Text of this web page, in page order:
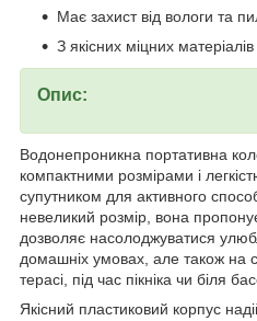
Має захист від вологи та
З якісних міцних матеріалів
Опис:
Водонепроникна портативна
компактними розмірами і
супутником для активного
невеликий розмір, вона
дозволяє насолоджуватися
домашніх умовах, але також на
терасі, під час пікніка чи біля
Якісний пластиковий корпус